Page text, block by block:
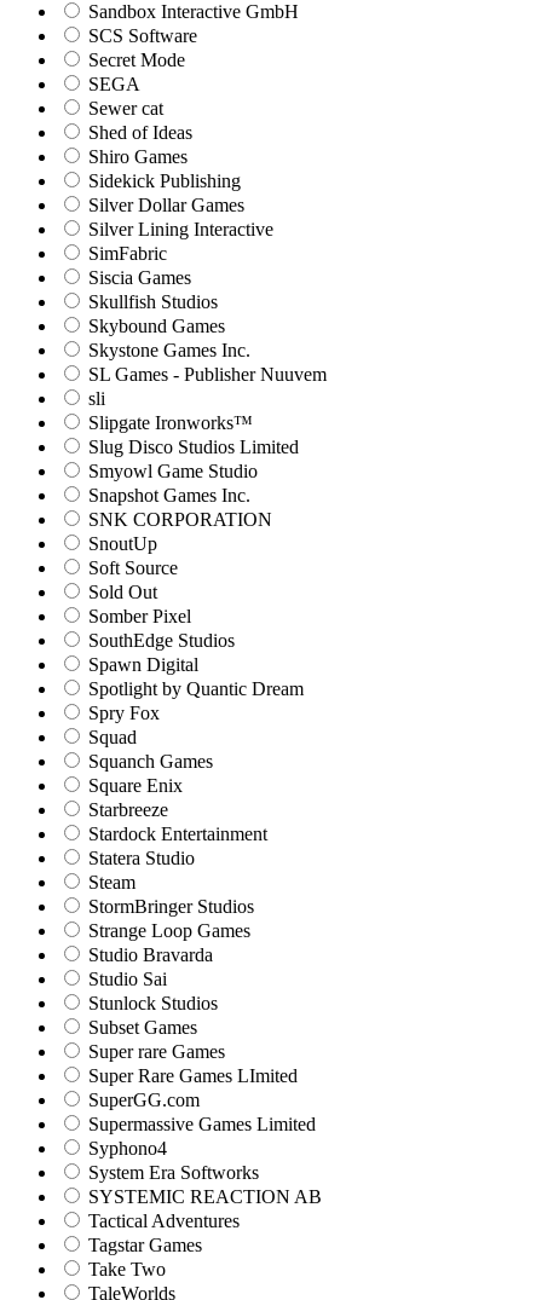
Sandbox Interactive GmbH
SCS Software
Secret Mode
SEGA
Sewer cat
Shed of Ideas
Shiro Games
Sidekick Publishing
Silver Dollar Games
Silver Lining Interactive
SimFabric
Siscia Games
Skullfish Studios
Skybound Games
Skystone Games Inc.
SL Games - Publisher Nuuvem
sli
Slipgate Ironworks™
Slug Disco Studios Limited
Smyowl Game Studio
Snapshot Games Inc.
SNK CORPORATION
SnoutUp
Soft Source
Sold Out
Somber Pixel
SouthEdge Studios
Spawn Digital
Spotlight by Quantic Dream
Spry Fox
Squad
Squanch Games
Square Enix
Starbreeze
Stardock Entertainment
Statera Studio
Steam
StormBringer Studios
Strange Loop Games
Studio Bravarda
Studio Sai
Stunlock Studios
Subset Games
Super rare Games
Super Rare Games LImited
SuperGG.com
Supermassive Games Limited
Syphono4
System Era Softworks
SYSTEMIC REACTION AB
Tactical Adventures
Tagstar Games
Take Two
TaleWorlds